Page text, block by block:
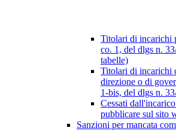
Titolari di incarichi
co. 1, del dlgs n.
tabelle)
Titolari di incarichi
direzione o di
1-bis, del dlgs n.
Cessati
pubblicare sul sito
Sanzioni per mancata